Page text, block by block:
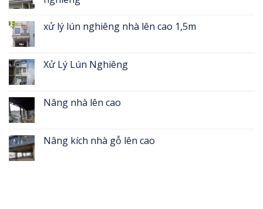
xử lý lún nghiêng nhà lên cao 1,5m
Xử Lý Lún Nghiêng
Nâng nhà lên cao
Nâng kích nhà gỗ lên cao